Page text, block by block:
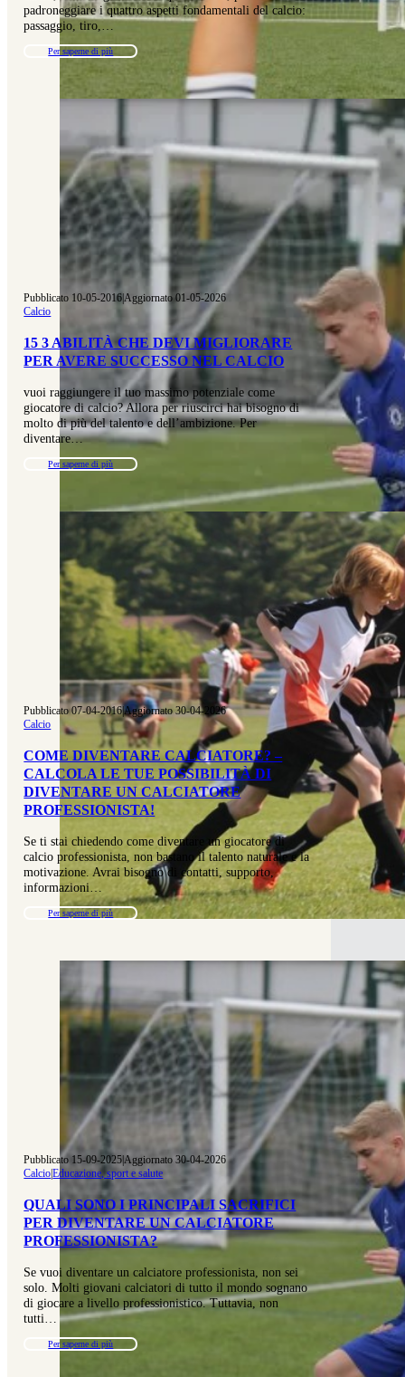
padroneggiare i quattro aspetti fondamentali del calcio:
passaggio, tiro,…
Per saperne di più
Pubblicato 10-05-2016|Aggiornato 01-05-2026
Calcio
15 3 ABILITÀ CHE DEVI MIGLIORARE
PER AVERE SUCCESSO NEL CALCIO
vuoi raggiungere il tuo massimo potenziale come
giocatore di calcio? Allora per riuscirci hai bisogno di
molto di più del talento e dell’ambizione. Per
diventare…
Per saperne di più
Pubblicato 07-04-2016|Aggiornato 30-04-2026
Calcio
COME DIVENTARE CALCIATORE? –
CALCOLA LE TUE POSSIBILITÀ DI
DIVENTARE UN CALCIATORE
PROFESSIONISTA!
Se ti stai chiedendo come diventare un giocatore di
calcio professionista, non bastano il talento naturale e la
motivazione. Avrai bisogno di contatti, supporto,
informazioni…
Per saperne di più
Pubblicato 15-09-2025|Aggiornato 30-04-2026
Calcio|Educazione, sport e salute
QUALI SONO I PRINCIPALI SACRIFICI
PER DIVENTARE UN CALCIATORE
PROFESSIONISTA?
Se vuoi diventare un calciatore professionista, non sei
solo. Molti giovani calciatori di tutto il mondo sognano
di giocare a livello professionistico. Tuttavia, non
tutti…
Per saperne di più